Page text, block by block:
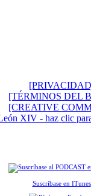
[TÉRMINOS DEL
[CREATIVE
Suscríbase en ITunes